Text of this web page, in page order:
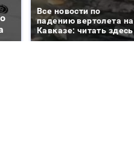
Все новости по
падению вертолета на
Кавказе: читать здесь